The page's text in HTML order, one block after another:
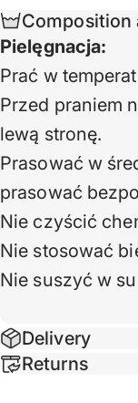
Composition
Pielęgnacja:
Prać w
Przed praniem
lewą stronę.
Prasować w
prasować
Nie czyścić
Nie stosować
Nie suszyć w
Delivery
Returns